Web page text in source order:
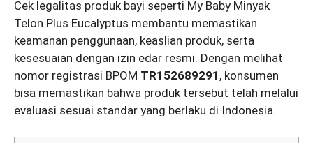
Cek legalitas produk bayi seperti My Baby Minyak
Telon Plus Eucalyptus membantu memastikan
keamanan penggunaan, keaslian produk, serta
kesesuaian dengan izin edar resmi. Dengan melihat
nomor registrasi BPOM TR152689291 , konsumen
bisa memastikan bahwa produk tersebut telah melalui
evaluasi sesuai standar yang berlaku di Indonesia.